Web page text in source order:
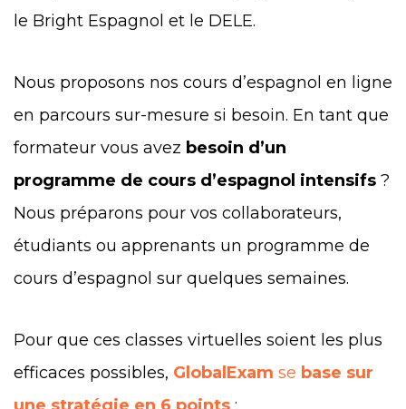
le Bright Espagnol et le DELE.
Nous proposons nos cours d’espagnol en ligne
en parcours sur-mesure si besoin. En tant que
formateur vous avez besoin d’un
programme de cours d’espagnol intensifs ?
Nous préparons pour vos collaborateurs,
étudiants ou apprenants un programme de
cours d’espagnol sur quelques semaines.
Pour que ces classes virtuelles soient les plus
efficaces possibles, GlobalExam se base sur